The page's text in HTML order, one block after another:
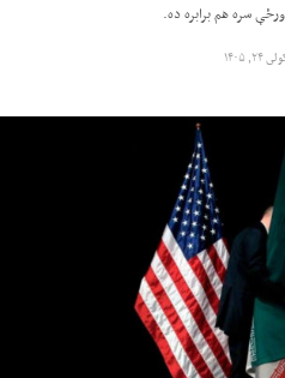
سره هم برابره ده.
۱۴۰۵